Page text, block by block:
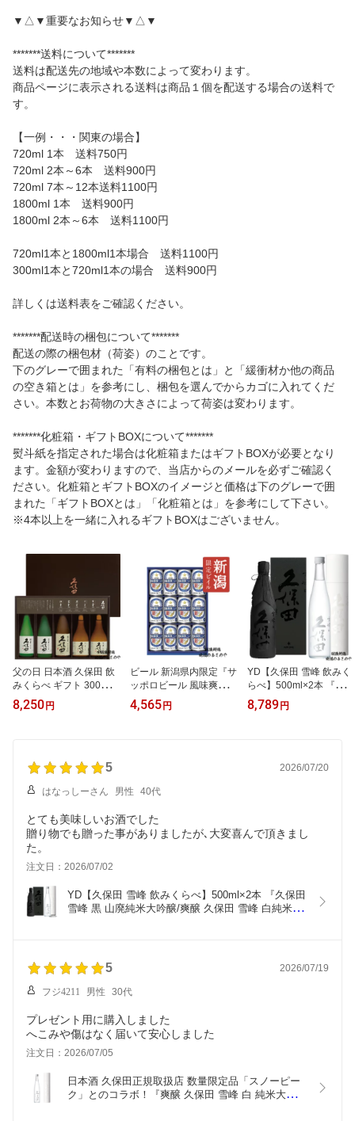
▼△▼重要なお知らせ▼△▼
*******送料について*******
送料は配送先の地域や本数によって変わります。
商品ページに表示される送料は商品１個を配送する場合の送料で
す。
【一例・・・関東の場合】
720ml 1本 送料750円
720ml 2本～6本 送料900円
720ml 7本～12本送料1100円
1800ml 1本 送料900円
1800ml 2本～6本 送料1100円
720ml1本と1800ml1本場合 送料1100円
300ml1本と720ml1本の場合 送料900円
詳しくは送料表をご確認ください。
*******配送時の梱包について*******
配送の際の梱包材（荷姿）のことです。
下のグレーで囲まれた「有料の梱包とは」と「緩衝材か他の商品
の空き箱とは」を参考にし、梱包を選んでからカゴに入れてくだ
さい。本数とお荷物の大きさによって荷姿は変わります。
*******化粧箱・ギフトBOXについて*******
熨斗紙を指定された場合は化粧箱またはギフトBOXが必要となり
ます。金額が変わりますので、当店からのメールを必ずご確認く
ださい。化粧箱とギフトBOXのイメージと価格は下のグレーで囲
まれた「ギフトBOXとは」「化粧箱とは」を参考にして下さい。
※4本以上を一緒に入れるギフトBOXはございません。
父の日 日本酒 久保田 飲
みくらべ ギフト 300ml×
5本 数量限定『久保田 萬
寿/碧寿/紅寿/千寿/百寿 3
造 純米大吟醸 純米吟醸
日 プレゼント 父の日 御
8,250 円
ビール 新潟県内限定『サ
ッポロビール 風味爽快ニ
シテ350ml×12本 ギフト
ケース入り』ビール 新潟
4,565 円
YD【久保田 雪峰 飲みく
らべ】500ml×2本 『久保
田 雪峰 黒 山廃純米大吟
醸/爽醸 久保田 雪峰 白純
吟醸 お誕生日 敬老の日
8,789 円
5 2026/07/20
はなっしーさん 男性 40代
とても美味しいお酒でした
贈り物でも贈った事がありましたが､大変喜んで頂きまし
た。
注文日：2026/07/02
YD【久保田 雪峰 飲みくらべ】500ml×2本 『久保田
雪峰 黒 山廃純米大吟醸/爽醸 久保田 雪峰 白純米大
5 2026/07/19
フジ4211 男性 30代
プレゼント用に購入しました
へこみや傷はなく届いて安心しました
注文日：2026/07/05
日本酒 久保田正規取扱店 数量限定品「スノーピー
ク」とのコラボ！『爽醸 久保田 雪峰 白 純米大吟醸